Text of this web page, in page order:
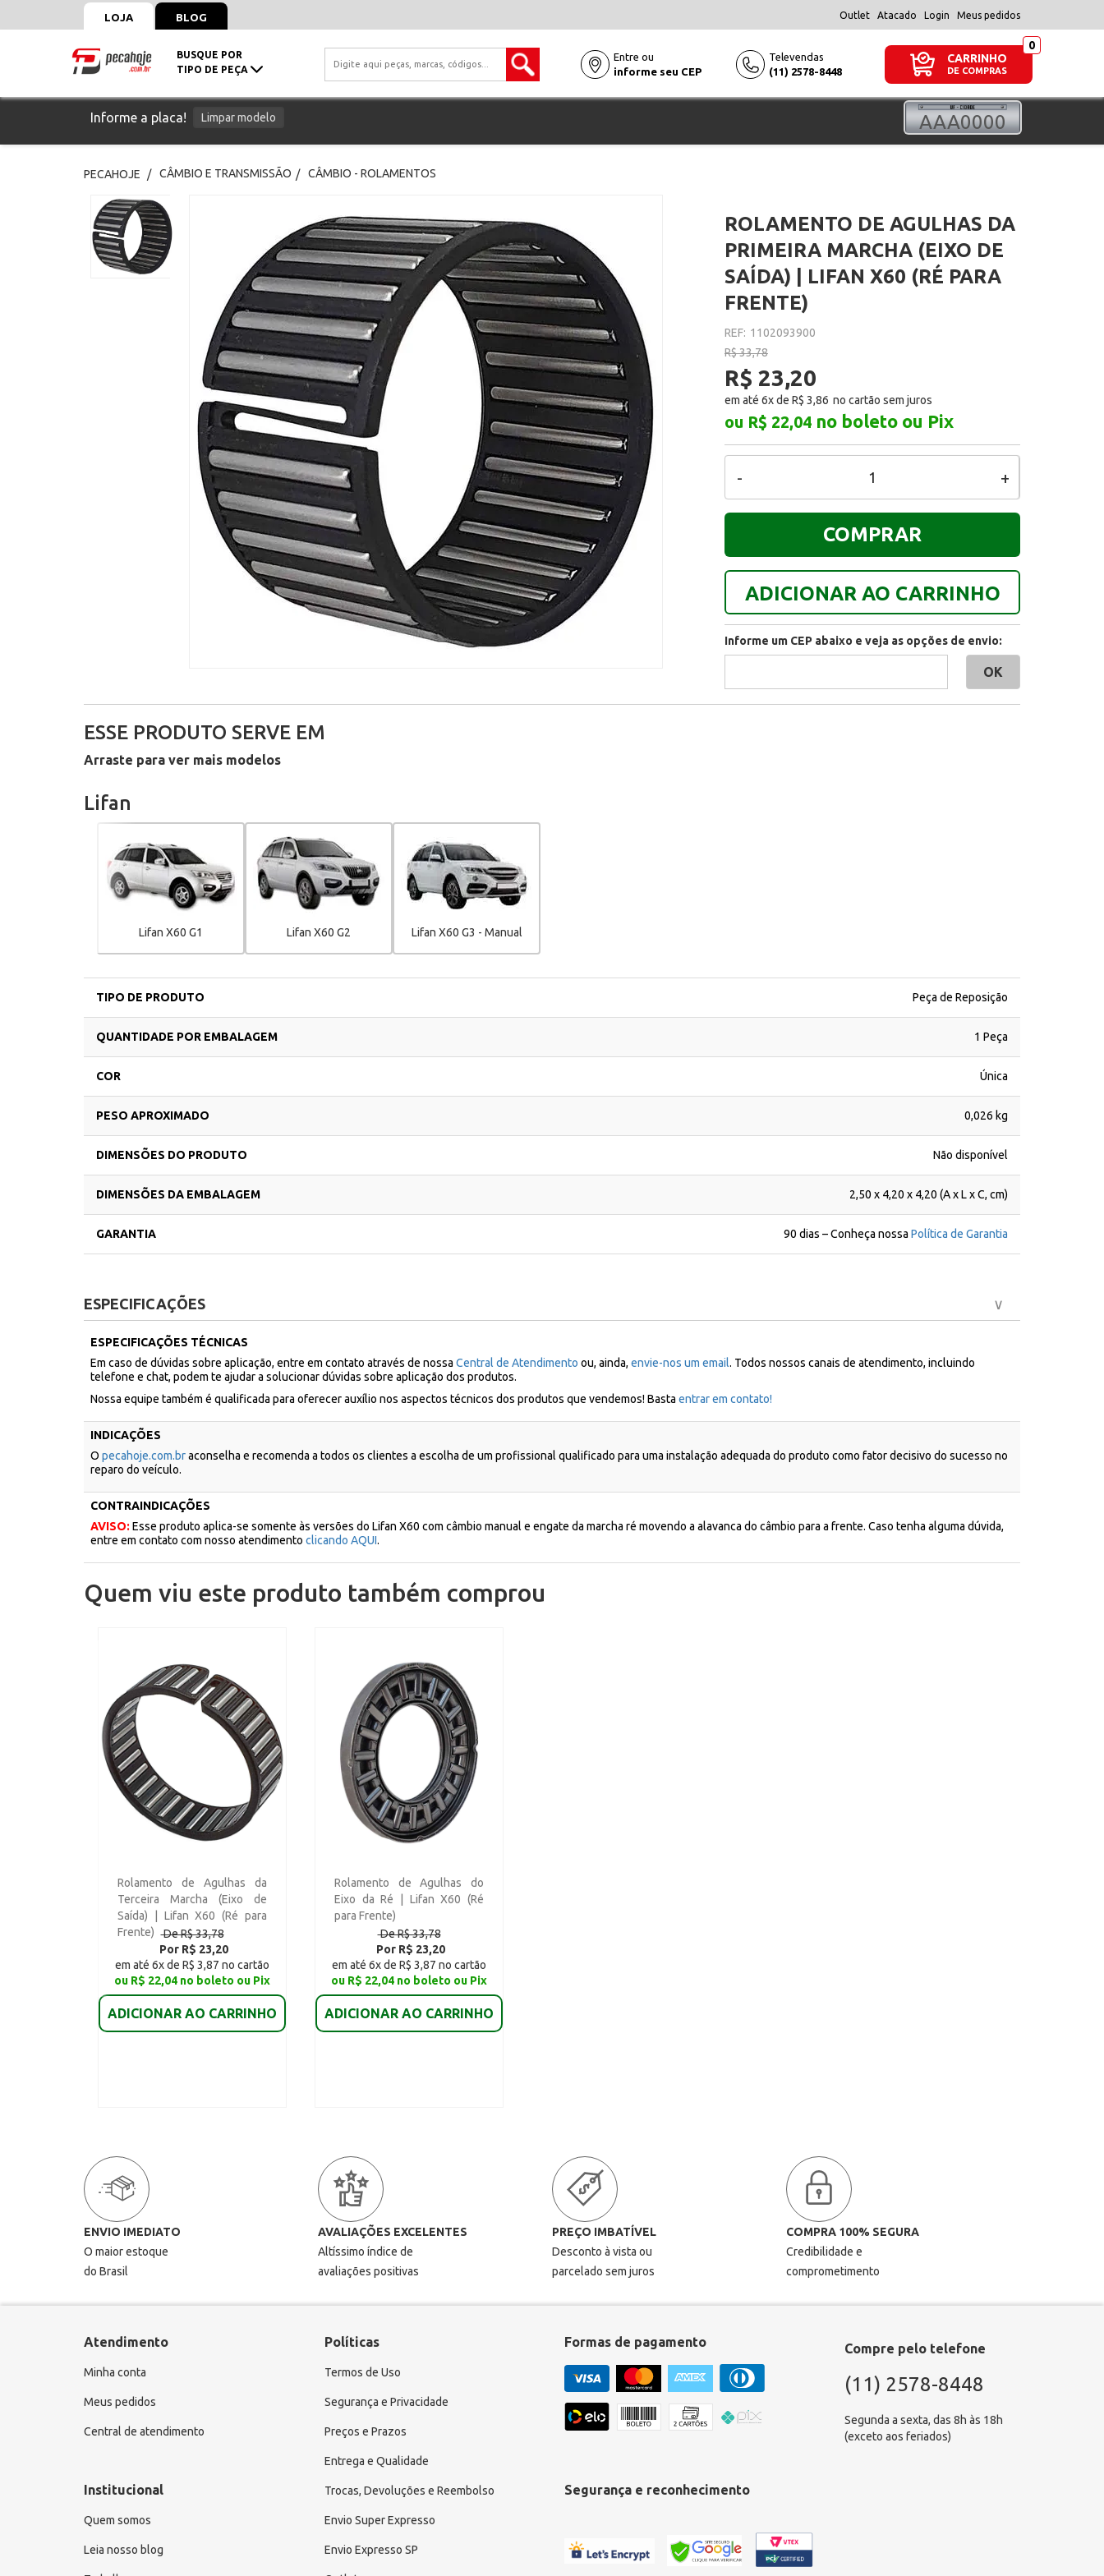
LOJA BLOG Outlet Atacado Login Meus pedidos
BUSQUE POR
TIPO DE PEÇA
Entre ou
informe seu CEP
Televendas
(11) 2578-8448
CARRINHO
DE COMPRAS
Informe a placa! Limpar modelo
PECAHOJE CÂMBIO E TRANSMISSÃO CÂMBIO - ROLAMENTOS
ROLAMENTO DE AGULHAS DA
PRIMEIRA MARCHA (EIXO DE
SAÍDA) | LIFAN X60 (RÉ PARA
FRENTE)
REF: 1102093900
R$ 33,78
R$ 23,20
em até 6x de R$ 3,86
ou R$ 22,04 no boleto ou Pix
+
-
ADICIONAR AO CARRINHO
COMPRAR
Informe um CEP abaixo e veja as opções de envio:
ESSE PRODUTO SERVE EM
Arraste para ver mais modelos
Lifan
Lifan X60 G1 Lifan X60 G2 Lifan X60 G3 - Manual
TIPO DE PRODUTO Peça de Reposição
QUANTIDADE POR EMBALAGEM 1 Peça
COR Única
PESO APROXIMADO 0,026 kg
DIMENSÕES DO PRODUTO Não disponível
DIMENSÕES DA EMBALAGEM 2,50 x 4,20 x 4,20 (A x L x C, cm)
GARANTIA 90 dias – Conheça nossa Política de Garantia
ESPECIFICAÇÕES
ESPECIFICAÇÕES TÉCNICAS
Em caso de dúvidas sobre aplicação, entre em contato através de nossa Central de Atendimento ou, ainda, envie-nos um email. Todos nossos canais de atendimento, incluindo
telefone e chat, podem te ajudar a solucionar dúvidas sobre aplicação dos produtos.
Nossa equipe também é qualificada para oferecer auxílio nos aspectos técnicos dos produtos que vendemos! Basta entrar em contato!
INDICAÇÕES
O pecahoje.com.braconselha e recomenda a todos os clientes a escolha de um profissional qualificado para uma instalação adequada do produto como fator decisivo do sucesso no
reparo do veículo.
CONTRAINDICAÇÕES
AVISO: Esse produto aplica-se somente às versões do Lifan X60 com câmbio manual e engate da marcha ré movendo a alavanca do câmbio para a frente. Caso tenha alguma dúvida,
entre em contato com nosso atendimento clicando AQUI.
Quem viu este produto também comprou
Rolamento de Agulhas da
Terceira Marcha (Eixo de
Saída) | Lifan X60 (Ré para
Frente) De R$ 33,78
Por R$ 23,20
em até 6x de R$ 3,87 no cartão
ou R$ 22,04 no boleto ou Pix
ADICIONAR AO CARRINHO
Rolamento de Agulhas do
Eixo da Ré | Lifan X60 (Ré
para Frente)
De R$ 33,78
Por R$ 23,20
em até 6x de R$ 3,87 no cartão
ou R$ 22,04 no boleto ou Pix
ADICIONAR AO CARRINHO
ENVIO IMEDIATO
O maior estoque
do Brasil
AVALIAÇÕES EXCELENTES
Altíssimo índice de
avaliações positivas
PREÇO IMBATÍVEL
Desconto à vista ou
parcelado sem juros
COMPRA 100% SEGURA
Credibilidade e
comprometimento
Atendimento
Minha conta
Meus pedidos
Central de atendimento
Institucional
Quem somos
Leia nosso blog
Políticas
Termos de Uso
Segurança e Privacidade
Preços e Prazos
Entrega e Qualidade
Trocas, Devoluções e Reembolso
Envio Super Expresso
Envio Expresso SP
Formas de pagamento Compre pelo telefone
(11) 2578-8448
Segunda a sexta, das 8h às 18h
(exceto aos feriados)
Segurança e reconhecimento